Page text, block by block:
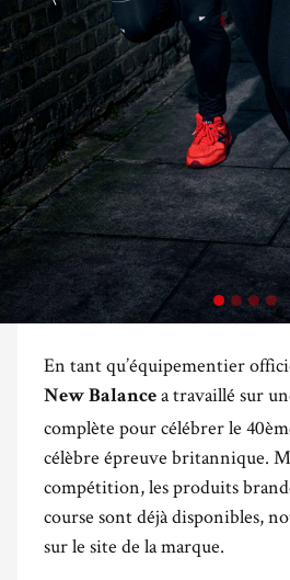
En tant qu’équipementier
New Balance a travaillé sur
complète pour célébrer le
célèbre épreuve britannique.
compétition, les produits
course sont déjà disponibles,
sur le site de la marque.